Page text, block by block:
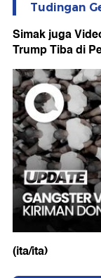
Tudingan
Simak juga
Trump Tiba di
(ita/ita)